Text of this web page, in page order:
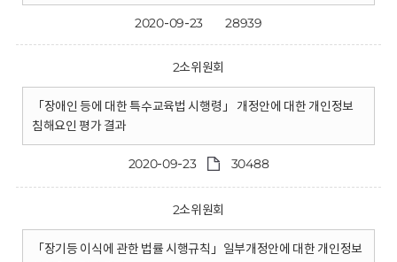
2020-09-23 28939
2소위원회
「장애인 등에 대한 특수교육법 시행령」 개정안에 대한 개인정보
침해요인 평가 결과
2020-09-23 30488
2소위원회
「장기등 이식에 관한 법률 시행규칙」일부개정안에 대한 개인정보